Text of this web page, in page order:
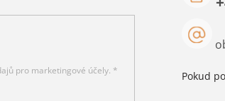
pro marketingové účely. * Pokud